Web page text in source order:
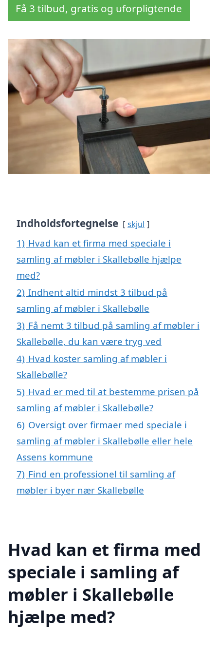
Få 3 tilbud, gratis og uforpligtende
Indholdsfortegnelse skjul
1) Hvad kan et firma med speciale i
samling af møbler i Skallebølle hjælpe
med?
2) Indhent altid mindst 3 tilbud på
samling af møbler i Skallebølle
3) Få nemt 3 tilbud på samling af møbler i
Skallebølle, du kan være tryg ved
4) Hvad koster samling af møbler i
Skallebølle?
5) Hvad er med til at bestemme prisen på
samling af møbler i Skallebølle?
6) Oversigt over firmaer med speciale i
samling af møbler i Skallebølle eller hele
Assens kommune
7) Find en professionel til samling af
møbler i byer nær Skallebølle
Hvad kan et firma med
speciale i samling af
møbler i Skallebølle
hjælpe med?